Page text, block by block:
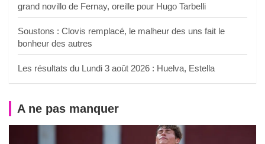
grand novillo de Fernay, oreille pour Hugo Tarbelli
Soustons : Clovis remplacé, le malheur des uns fait le
bonheur des autres
Les résultats du Lundi 3 août 2026 : Huelva, Estella
A ne pas manquer